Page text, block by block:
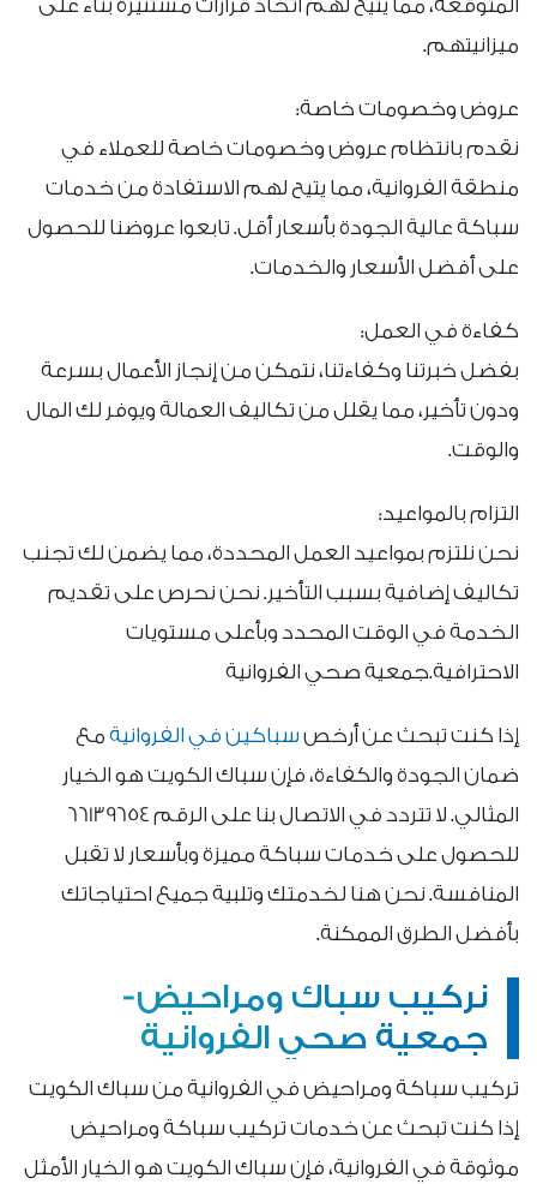
المتوقعة، مما يتيح لهم اتخاذ قرارات مستنيرة بناءً على
ميزانيتهم.
عروض وخصومات خاصة:
نقدم بانتظام عروض وخصومات خاصة للعملاء في
منطقة الفروانية، مما يتيح لهم الاستفادة من خدمات
سباكة عالية الجودة بأسعار أقل. تابعوا عروضنا للحصول
على أفضل الأسعار والخدمات.
كفاءة في العمل:
بفضل خبرتنا وكفاءتنا، نتمكن من إنجاز الأعمال بسرعة
ودون تأخير، مما يقلل من تكاليف العمالة ويوفر لك المال
والوقت.
التزام بالمواعيد:
نحن نلتزم بمواعيد العمل المحددة، مما يضمن لك تجنب
تكاليف إضافية بسبب التأخير. نحن نحرص على تقديم
الخدمة في الوقت المحدد وبأعلى مستويات
الاحترافية.جمعية صحي الفروانية
إذا كنت تبحث عن أرخص سباكين في الفروانية مع
ضمان الجودة والكفاءة، فإن سباك الكويت هو الخيار
المثالي. لا تتردد في الاتصال بنا على الرقم 66139654
للحصول على خدمات سباكة مميزة وبأسعار لا تقبل
المنافسة. نحن هنا لخدمتك وتلبية جميع احتياجاتك
بأفضل الطرق الممكنة.
نركيب سباك ومراحيض-
جمعية صحي الفروانية
تركيب سباكة ومراحيض في الفروانية من سباك الكويت
إذا كنت تبحث عن خدمات تركيب سباكة ومراحيض
موثوقة في الفروانية، فإن سباك الكويت هو الخيار الأمثل